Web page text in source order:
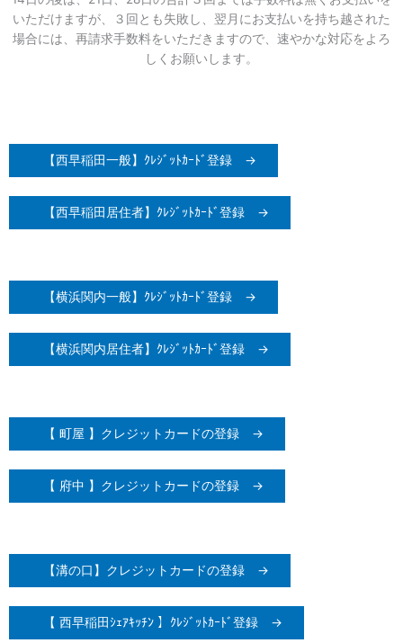
いただけますが、３回とも失敗し、翌月にお支払いを持ち越された
場合には、再請求手数料をいただきますので、速やかな対応をよろ
しくお願いします。